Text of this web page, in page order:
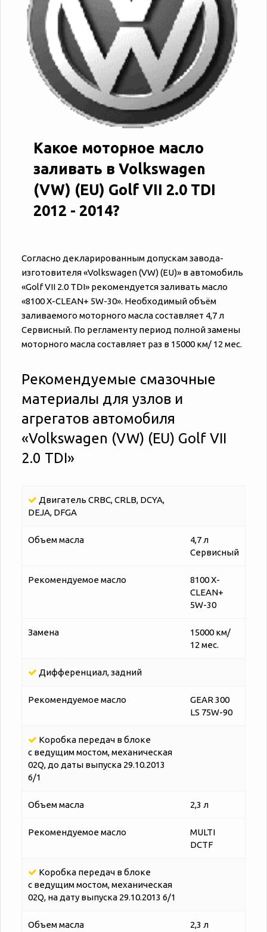
Какое моторное масло
заливать в Volkswagen
(VW) (EU) Golf VII 2.0 TDI
2012 - 2014?
Согласно декларированным допускам завода-
изготовителя «‎‎Volkswagen (VW) (EU)» в автомобиль
«‎‎Golf VII 2.0 TDI» рекомендуется заливать масло
«8100 X-CLEAN+ 5W-30». Необходимый объём
заливаемого моторного масла составляет 4,7 л
Сервисный. По регламенту период полной замены
моторного масла составляет раз в 15000 км/ 12 мес.
Рекомендуемые смазочные
материалы для узлов и
агрегатов автомобиля
«‎‎Volkswagen (VW) (EU) Golf VII
2.0 TDI»
Двигатель CRBC, CRLB, DCYA,
DEJA, DFGA
Объем масла
4,7 л
Сервисный
Рекомендуемое масло
8100 X-
CLEAN+
5W-30
Замена
15000 км/
12 мес.
Дифференциал, задний
Рекомендуемое масло
GEAR 300
LS 75W-90
Коробка передач в блоке
с ведущим мостом, механическая
02Q, до даты выпуска 29.10.2013
6/1
Объем масла 2,3 л
Рекомендуемое масло
MULTI
DCTF
Коробка передач в блоке
с ведущим мостом, механическая
02Q, на дату выпуска 29.10.2013 6/1
Объем масла 2,3 л